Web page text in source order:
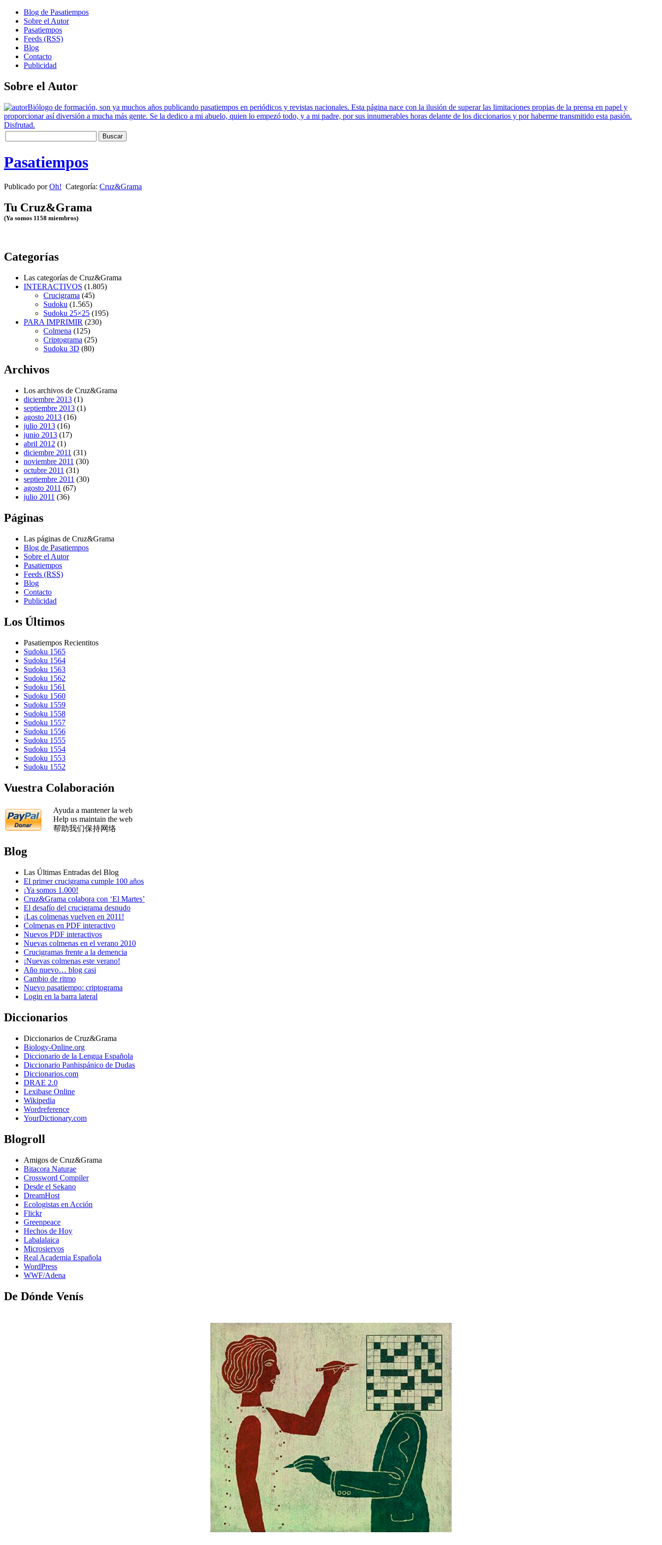
Blog de Pasatiempos
Sobre el Autor
Pasatiempos
Feeds (RSS)
Blog
Contacto
Publicidad
Sobre el Autor
Biólogo de formación, son ya muchos años publicando pasatiempos en periódicos y revistas nacionales. Esta página nace con la ilusión de superar las limitaciones propias de la prensa en papel y
proporcionar así diversión a mucha más gente. Se la dedico a mi abuelo, quien lo empezó todo, y a mi padre, por sus innumerables horas delante de los diccionarios y por haberme transmitido esta pasión.
Disfrutad.
Pasatiempos
Publicado porOh! Categoría: Cruz&Grama
Tu Cruz&Grama
(Ya somos 1158 miembros)
Categorías
Las categorías de Cruz&Grama
INTERACTIVOS (1.805)
Crucigrama (45)
Sudoku (1.565)
Sudoku 25×25 (195)
PARA IMPRIMIR (230)
Colmena (125)
Criptograma (25)
Sudoku 3D (80)
Archivos
Los archivos de Cruz&Grama
diciembre 2013 (1)
septiembre 2013 (1)
agosto 2013 (16)
julio 2013 (16)
junio 2013 (17)
abril 2012 (1)
diciembre 2011 (31)
noviembre 2011 (30)
octubre 2011 (31)
septiembre 2011 (30)
agosto 2011 (67)
julio 2011 (36)
Páginas
Las páginas de Cruz&Grama
Blog de Pasatiempos
Sobre el Autor
Pasatiempos
Feeds (RSS)
Blog
Contacto
Publicidad
Los Últimos
Pasatiempos Recientitos
Sudoku 1565
Sudoku 1564
Sudoku 1563
Sudoku 1562
Sudoku 1561
Sudoku 1560
Sudoku 1559
Sudoku 1558
Sudoku 1557
Sudoku 1556
Sudoku 1555
Sudoku 1554
Sudoku 1553
Sudoku 1552
Vuestra Colaboración
Ayuda a mantener la web
Help us maintain the web
帮助我们保持网络
Blog
Las Últimas Entradas del Blog
El primer crucigrama cumple 100 años
¡Ya somos 1.000!
Cruz&Grama colabora con ‘El Martes’
El desafío del crucigrama desnudo
¡Las colmenas vuelven en 2011!
Colmenas en PDF interactivo
Nuevos PDF interactivos
Nuevas colmenas en el verano 2010
Crucigramas frente a la demencia
¡Nuevas colmenas este verano!
Año nuevo… blog casi
Cambio de ritmo
Nuevo pasatiempo: criptograma
Login en la barra lateral
Diccionarios
Diccionarios de Cruz&Grama
Biology-Online.org
Diccionario de la Lengua Española
Diccionario Panhispánico de Dudas
Diccionarios.com
DRAE 2.0
Lexibase Online
Wikipedia
Wordreference
YourDictionary.com
Blogroll
Amigos de Cruz&Grama
Bitacora Naturae
Crossword Compiler
Desde el Sekano
DreamHost
Ecologistas en Acción
Flickr
Greenpeace
Hechos de Hoy
Labalalaica
Microsiervos
Real Academia Española
WordPress
WWF/Adena
De Dónde Venís